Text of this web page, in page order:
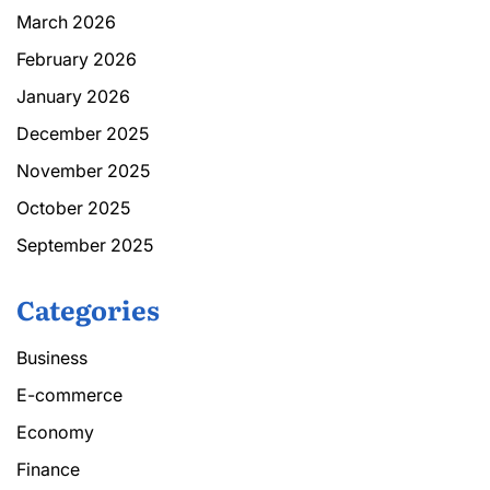
March 2026
February 2026
January 2026
December 2025
November 2025
October 2025
September 2025
Categories
Business
E-commerce
Economy
Finance